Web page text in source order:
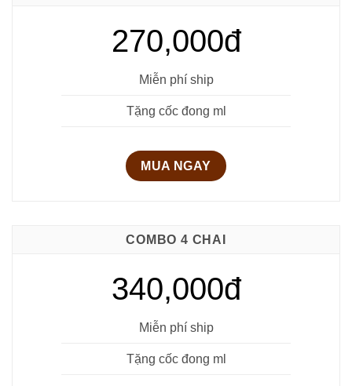
270,000đ
Miễn phí ship
Tặng cốc đong ml
MUA NGAY
COMBO 4 CHAI
340,000đ
Miễn phí ship
Tặng cốc đong ml